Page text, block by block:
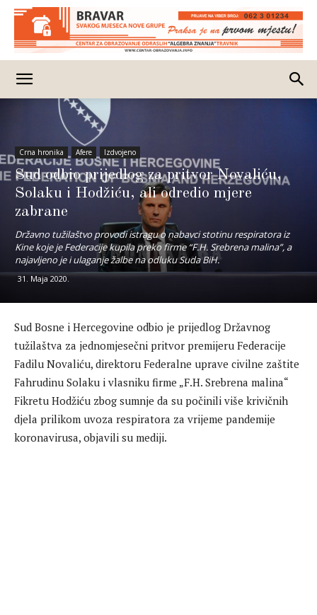
Crna hronika Afere Izdvojeno
Sud odbio prijedlog za pritvor Novaliću,
Solaku i Hodžiću, ali odredio mjere
zabrane
Državno tužilaštvo provodi istragu o nabavci stotinu respiratora iz
Kine koje je Federacije kupila preko firme “F.H. Srebrena malina”, a
najavljeno je i ulaganje žalbe na odluku Suda BiH.
31. Maja 2020.
Sud Bosne i Hercegovine odbio je prijedlog Državnog
tužilaštva za jednomjesečni pritvor premijeru Federacije
Fadilu Novaliću, direktoru Federalne uprave civilne zaštite
Fahrudinu Solaku i vlasniku firme „F.H. Srebrena malina“
Fikretu Hodžiću zbog sumnje da su počinili više krivičnih
djela prilikom uvoza respiratora za vrijeme pandemije
koronavirusa, objavili su mediji.